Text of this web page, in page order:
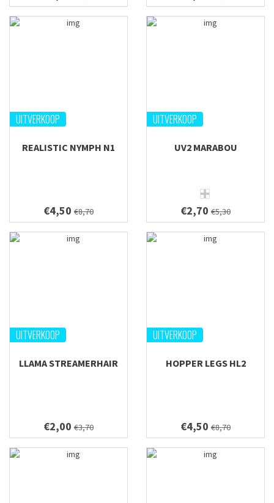
UITVERKOOP
REALISTIC NYMPH N1
€4,50 €8,70
UITVERKOOP
UV2 MARABOU
€2,70 €5,30
UITVERKOOP
LLAMA STREAMERHAIR
€2,00 €3,70
UITVERKOOP
HOPPER LEGS HL2
€4,50 €8,70